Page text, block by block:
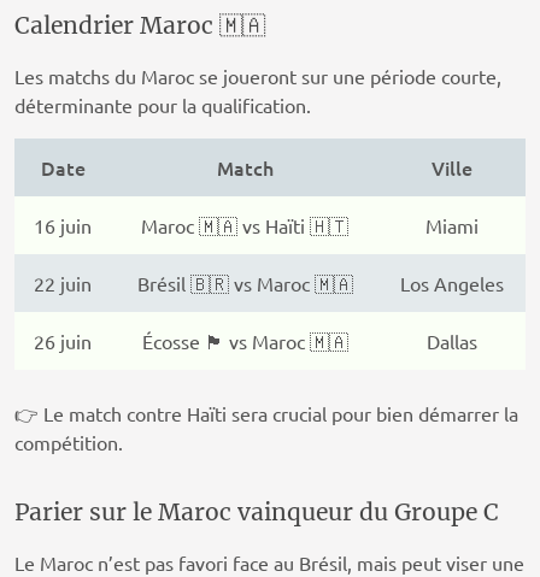
Calendrier Maroc 🇲🇦
Les matchs du Maroc se joueront sur une période courte,
déterminante pour la qualification.
Date Match Ville
16 juin Maroc 🇲🇦 vs Haïti 🇭🇹 Miami
22 juin Brésil 🇧🇷 vs Maroc 🇲🇦 Los Angeles
26 juin Écosse 🏴 vs Maroc 🇲🇦 Dallas
👉 Le match contre Haïti sera crucial pour bien démarrer la
compétition.
Parier sur le Maroc vainqueur du Groupe C
Le Maroc n’est pas favori face au Brésil, mais peut viser une